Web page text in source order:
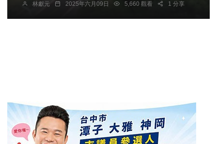
林獻元 2025年六月09日 5,660 觀看 1 分享